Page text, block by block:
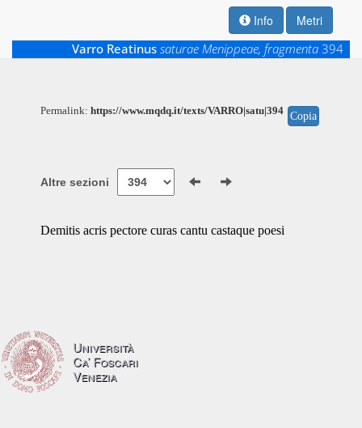
Info
Metri
Varro Reatinus saturae Menippeae, fragmenta394
Permalink: https://www.mqdq.it/texts/VARRO|satu|394 Copia
Altre sezioni
Demitis acris pectore curas cantu castaque poesi
Università
Ca’ Foscari
Venezia